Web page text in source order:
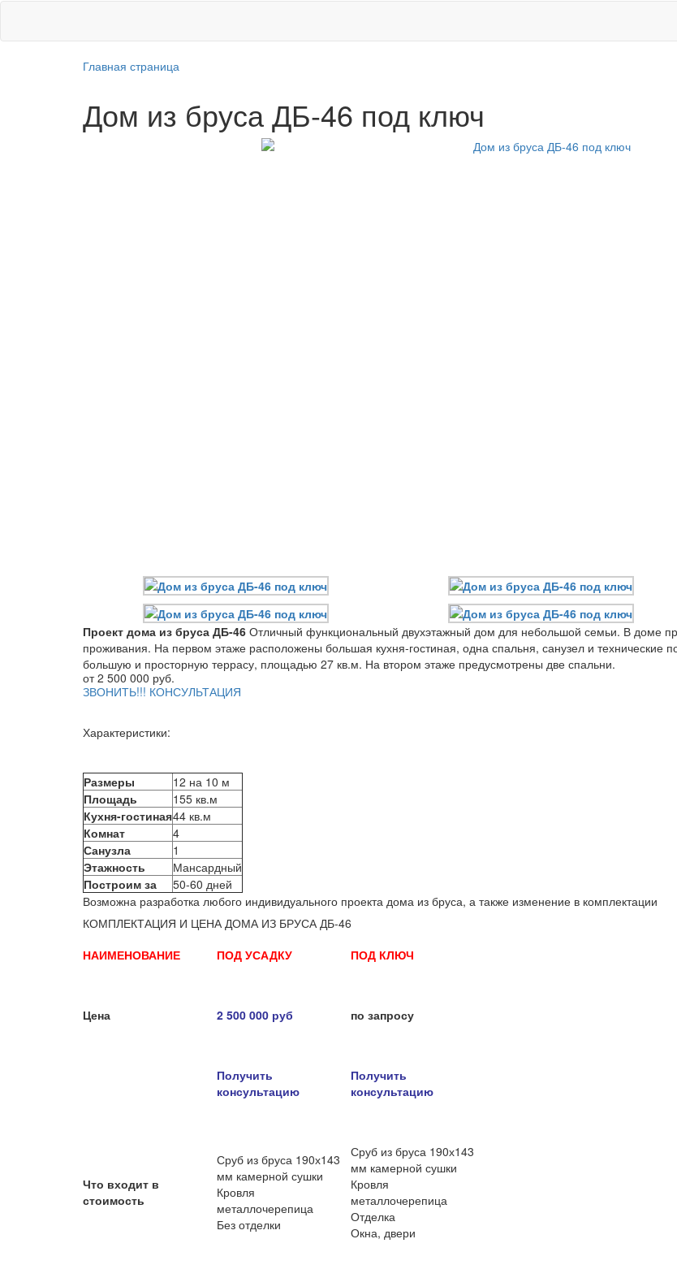
содержимому
Главная страница
Дом из бруса ДБ-46 под ключ
Проект дома из бруса ДБ-46 Отличный функциональный двухэтажный дом для небольшой семьи. В доме
проживания. На первом этаже расположены большая кухня-гостиная, одна спальня, санузел и технические
большую и просторную террасу, площадью 27 кв.м. На втором этаже предусмотрены две спальни.
от 2 500 000 руб.
ЗВОНИТЬ!!! КОНСУЛЬТАЦИЯ
Характеристики:
Размеры
12 на 10 м
Площадь
155 кв.м
Кухня-гостиная44 кв.м
Комнат
4
Санузла
1
Этажность
Мансардный
Построим за
50-60 дней
Возможна разработка любого индивидуального проекта дома из бруса, а также изменение в комплектации
КОМПЛЕКТАЦИЯ И ЦЕНА ДОМА ИЗ БРУСА ДБ-46
НАИМЕНОВАНИЕ
ПОД УСАДКУ ПОД КЛЮЧ
Цена 2 500 000 руб по запросу
Получить
консультацию
Получить
консультацию
Что входит в
стоимость
Сруб из бруса 190х143
мм камерной сушки
Кровля
металлочерепица
Без отделки
Сруб из бруса 190х143
мм камерной сушки
Кровля
металлочерепица
Отделка
Окна, двери